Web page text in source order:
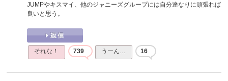
JUMPやキスマイ、他のジャニーズグループには自分達なりに頑張れば
良いと思う。
それな！ 739 うーん… 16